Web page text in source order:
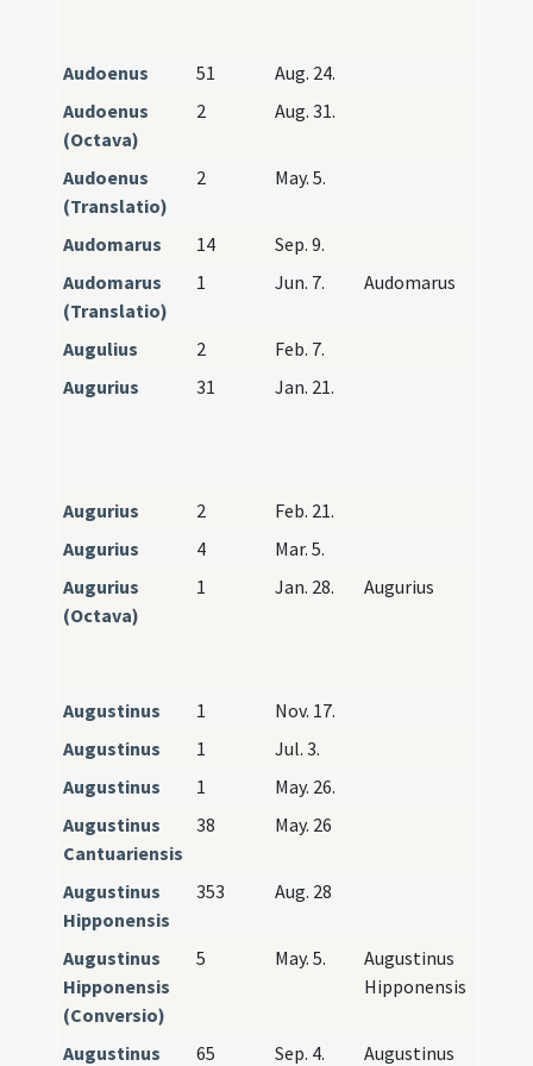
Audoenus
51
Aug. 24.
Audoenus
(Octava)
2 Aug. 31.
Audoenus
(Translatio)
2 May. 5.
Audomarus 14
Sep. 9.
Audomarus
(Translatio)
1 Jun. 7. Audomarus
Augulius 2
Feb. 7.
Augurius
31 Jan. 21.
Augurius
2
Feb. 21.
Augurius
4
Mar. 5.
Augurius
(Octava)
1 Jan. 28. Augurius
Augustinus
1
Nov. 17.
Augustinus
1
Jul. 3.
Augustinus
1
May. 26.
Augustinus
Cantuariensis
38 May. 26
Augustinus
Hipponensis
353 Aug. 28
Augustinus
Hipponensis
(Conversio)
5 May. 5.
Augustinus
Hipponensis
Augustinus
65 Sep. 4.
Augustinus